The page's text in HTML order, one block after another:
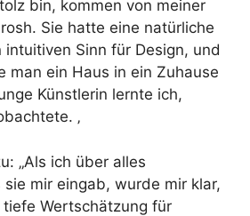
bin, kommen von meiner
Sie hatte eine natürliche
intuitiven Sinn für Design, und
man ein Haus in ein Zuhause
Künstlerin lernte ich,
‚
„Als ich über alles
mir eingab, wurde mir klar,
Wertschätzung für